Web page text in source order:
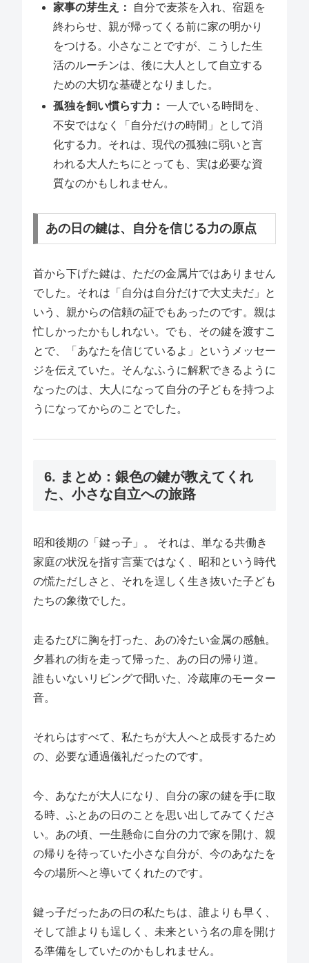
家事の芽生え：
自分で麦茶を入れ、宿題を
終わらせ、親が帰ってくる前に家の明かり
をつける。小さなことですが、こうした生
活のルーチンは、後に大人として自立する
ための大切な基礎となりました。
孤独を飼い慣らす力： 一人でいる時間を、
不安ではなく「自分だけの時間」として消
化する力。それは、現代の孤独に弱いと言
われる大人たちにとっても、実は必要な資
質なのかもしれません。
あの日の鍵は、自分を信じる力の原点
首から下げた鍵は、ただの金属片ではありません
でした。それは「自分は自分だけで大丈夫だ」と
いう、親からの信頼の証でもあったのです。親は
忙しかったかもしれない。でも、その鍵を渡すこ
とで、「あなたを信じているよ」というメッセー
ジを伝えていた。そんなふうに解釈できるように
なったのは、大人になって自分の子どもを持つよ
うになってからのことでした。
6. まとめ：銀色の鍵が教えてくれ
た、小さな自立への旅路
昭和後期の「鍵っ子」。 それは、単なる共働き
家庭の状況を指す言葉ではなく、昭和という時代
の慌ただしさと、それを逞しく生き抜いた子ども
たちの象徴でした。
走るたびに胸を打った、あの冷たい金属の感触。
夕暮れの街を走って帰った、あの日の帰り道。
誰もいないリビングで聞いた、冷蔵庫のモーター
音。
それらはすべて、私たちが大人へと成長するため
の、必要な通過儀礼だったのです。
今、あなたが大人になり、自分の家の鍵を手に取
る時、ふとあの日のことを思い出してみてくださ
い。あの頃、一生懸命に自分の力で家を開け、親
の帰りを待っていた小さな自分が、今のあなたを
今の場所へと導いてくれたのです。
鍵っ子だったあの日の私たちは、誰よりも早く、
そして誰よりも逞しく、未来という名の扉を開け
る準備をしていたのかもしれません。